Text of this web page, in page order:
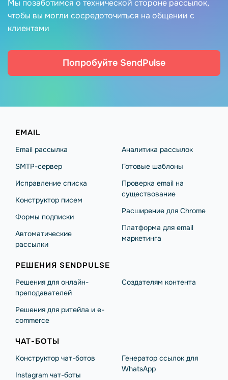
Мы позаботимся о технической стороне рассылок,
чтобы вы могли сосредоточиться на общении с
клиентами
Попробуйте SendPulse
EMAIL
Email рассылка
SMTP-сервер
Исправление списка
Конструктор писем
Формы подписки
Автоматические
рассылки
Аналитика рассылок
Готовые шаблоны
Проверка email на
существование
Расширение для Chrome
Платформа для email
маркетинга
РЕШЕНИЯ SENDPULSE
Решения для онлайн-
преподавателей
Решения для ритейла и e-
commerce
Создателям контента
ЧАТ-БОТЫ
Конструктор чат-ботов
Instagram чат-боты
Генератор ссылок для
WhatsApp